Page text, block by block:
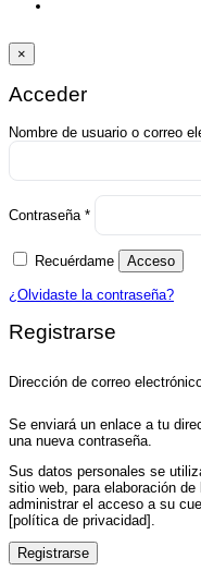
×
Acceder
Nombre de usuario o correo
Contraseña *
Obligatorio
Recuérdame Acceso
¿Olvidaste la contraseña?
Registrarse
Dirección de correo
Se enviará un enlace a tu
una nueva contraseña.
Sus datos personales se
sitio web, para elaboración
administrar el acceso a su
[política de privacidad].
Registrarse